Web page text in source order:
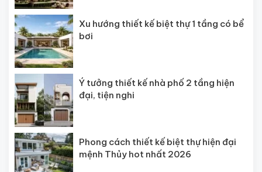
Xu hướng thiết kế biệt thự 1 tầng có bể
bơi
Ý tưởng thiết kế nhà phố 2 tầng hiện
đại, tiện nghi
Phong cách thiết kế biệt thự hiện đại
mệnh Thủy hot nhất 2026